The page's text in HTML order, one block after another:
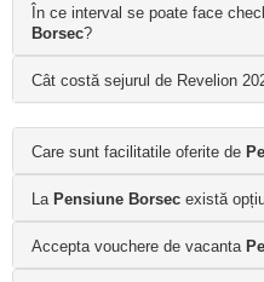
În ce interval se poate face
Borsec?
Cât costă sejurul de Revelion
Care sunt facilitatile oferite de
La Pensiune Borsec există
Accepta vouchere de vacanta